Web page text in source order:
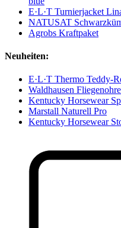
E·L·T Turnierjacket
NATUSAT
Agrobs Kraftpaket
Neuheiten:
E·L·T Thermo Teddy-
Waldhausen
Kentucky Horsewear
Marstall Naturell Pro
Kentucky Horsewear